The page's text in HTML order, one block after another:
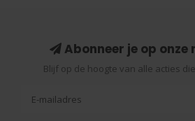
Abonneer je op onze
Blijf op de hoogte van alle acties